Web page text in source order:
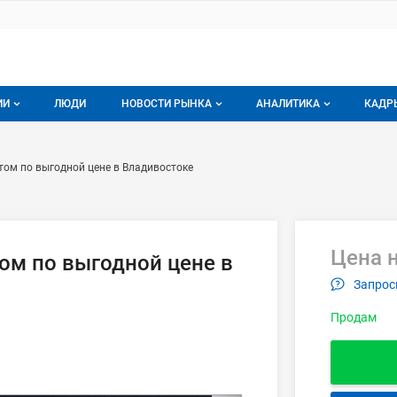
ЛЮДИ НОВОСТИ РЫНКА АНАЛИТИКА
Обзор рынка мяса
колбасы оптом по
по выгодной цене в Владивостоке
по выгодной цене в
Цена
Продам